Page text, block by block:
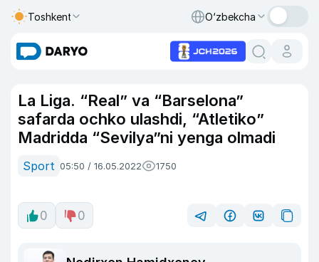
Toshkent O‘zbekcha
La Liga. “Real” va “Barselona”
safarda ochko ulashdi, “Atletiko”
Madridda “Sevilya”ni yenga olmadi
Sport 05:50 / 16.05.2022 1750
0 0